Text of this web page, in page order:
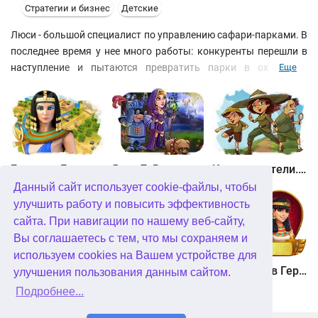
Данный сайт использует cookie-файлы, чтобы
улучшить работу и повысить эффективность
сайта. При навигации по нашему веб-сайту,
Вы соглашаетесь с тем, что мы сохраняем и
используем cookies на Вашем устройстве для
улучшения пользования данным сайтом.
Подробнее...
Стратегии и бизнес Детские
Люси - большой специалист по управлению сафари-парками. В
последнее время у нее много работы: конкуренты перешли в
наступление и пытаются превратить парки в охотничьи
настоящему прибыльным бизнесом. Помогите Люси
справиться с этой задачей! Развивайте сафари-парки по всему
миру, зарабатывайте деньги и покупайте улучшения, чтобы
все ваши посетители остались довольны!
Еще
Кладоискатели. Камень души
Кладоискатели. Снежная королева. Коллекционное издание Алисия Квотермейн 3. Тайна пылающего золота. Коллекционное издание 12 подвигов Геракла. Как я встретил Мегару. Коллекционное издание